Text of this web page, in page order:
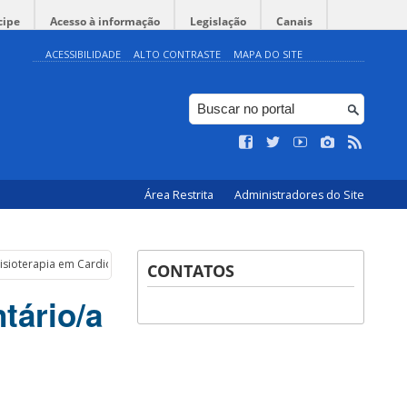
Acesso à informação Legislação Canais
ACESSIBILIDADE ALTO CONTRASTE MAPA DO SITE
Área Restrita Administradores do Site
em Cardiologia I (2025-2)
a
CONTATOS